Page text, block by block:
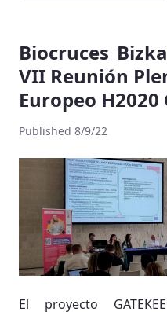
Biocruces
VII Reunión
Europeo
Published 8/9/22
El proyecto